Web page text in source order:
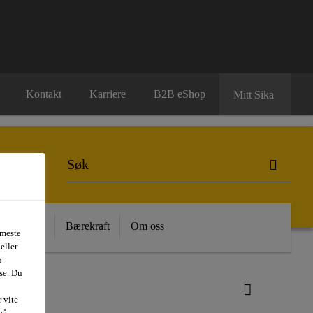
Kontakt Karriere B2B eShop Mitt Sika
Bærekraft Om oss
Du
vite